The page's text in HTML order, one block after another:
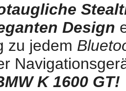
Design
zu jedem
K 1600 GT!